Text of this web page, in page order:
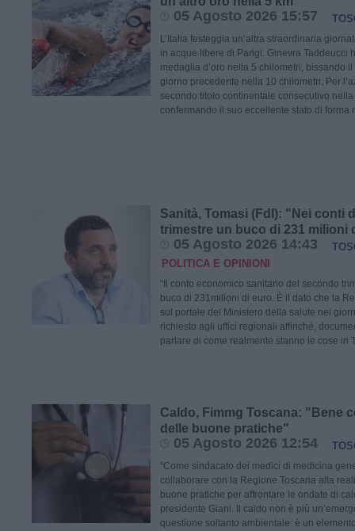
05 Agosto 2026 15:57
L’Italia festeggia un’altra straordinaria
in acque libere di Parigi. Ginevra Taddeucci
medaglia d’oro nella 5 chilometri, bissando
giorno precedente nella 10 chilometri. Per
secondo titolo continentale consecutivo
confermando il suo eccellente stato di
Sanità, Tomasi (FdI): "Nei conti
trimestre un buco di 231 milioni
05 Agosto 2026 14:43
POLITICA E OPINIONI
“Il conto economico sanitario del secondo
buco di 231milioni di euro. È il dato che la
sul portale del Ministero della salute nei
richiesto agli uffici regionali affinché,
parlare di come realmente stanno le cose in
Caldo, Fimmg Toscana: "Bene
delle buone pratiche"
05 Agosto 2026 12:54
“Come sindacato dei medici di medicina
collaborare con la Regione Toscana alla
buone pratiche per affrontare le ondate di
presidente Giani. Il caldo non è più
questione soltanto ambientale: è un